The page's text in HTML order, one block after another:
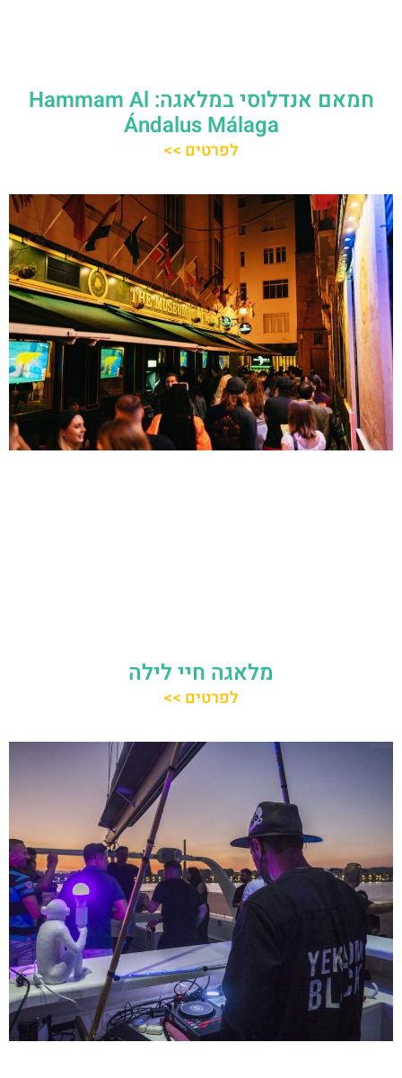
חמאם אנדלוסי במלאגה: Hammam Al
Ándalus Málaga
לפרטים >>
מלאגה חיי לילה
לפרטים >>